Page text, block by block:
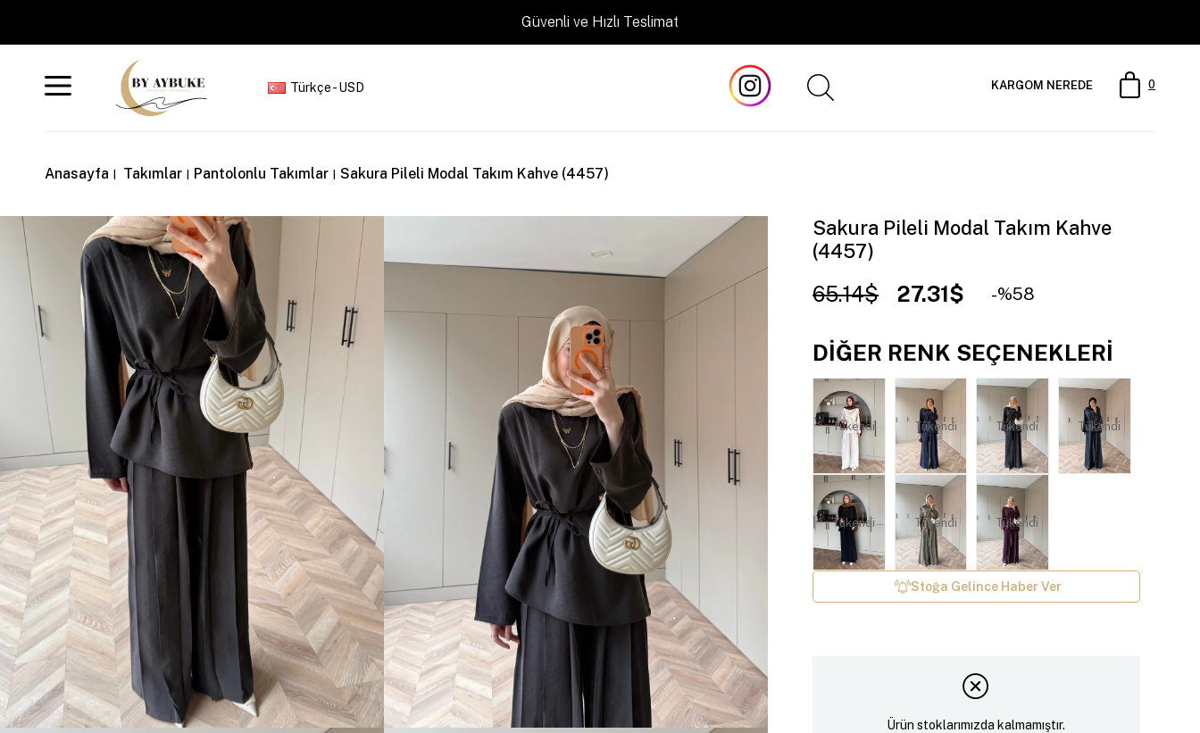
Güvenli ve Hızlı Teslimat
Türkçe - USD 0
KARGOM NEREDE
Anasayfa Takımlar Pantolonlu Takımlar Sakura Pileli Modal Takım Kahve (4457)
Sakura Pileli Modal Takım Kahve
(4457)
65.14$ 27.31$ 58
DIĞER RENK SEÇENEKLERI
Tükendi Tükendi Tükendi Tükendi
Tükendi Tükendi Tükendi
Stoğa Gelince Haber Ver
Ürün stoklarımızda kalmamıştır.